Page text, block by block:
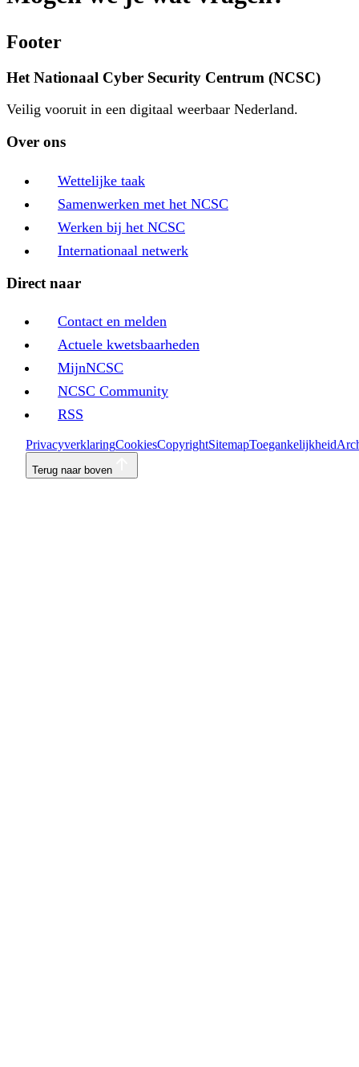
Footer
Het Nationaal Cyber Security Centrum (NCSC)
Veilig vooruit in een digitaal weerbaar Nederland.
Over ons
Wettelijke taak
Samenwerken met het NCSC
Werken bij het NCSC
Internationaal netwerk
Direct naar
Contact en melden
Actuele kwetsbaarheden
MijnNCSC
NCSC Community
RSS
PrivacyverklaringCookiesCopyrightSitemapToegankelijkheid
Terug naar boven